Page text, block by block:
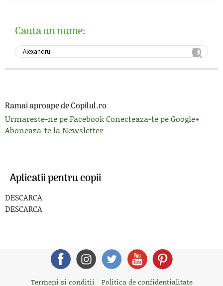
Cauta un nume:
Ramai aproape de Copilul.ro
Urmareste-ne pe FacebookConecteaza-te pe Google+
Aboneaza-te la Newsletter
Aplicatii pentru copii
DESCARCA
DESCARCA
Termeni si conditii Politica de confidentialitate